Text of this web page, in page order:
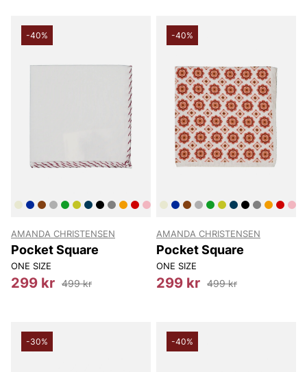
-40%
AMANDA CHRISTENSEN
Pocket Square
ONE SIZE
299 kr 499 kr
-40%
AMANDA CHRISTENSEN
Pocket Square
ONE SIZE
299 kr 499 kr
-30% -40%